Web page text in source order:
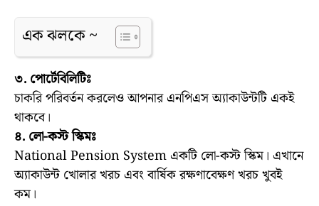
এক ঝলকে ~
৩. পোর্টেবিলিটিঃ
চাকরি পরিবর্তন করলেও আপনার এনপিএস অ্যাকাউন্টটি একই
থাকবে।
৪. লো-কস্ট স্কিমঃ
National Pension System একটি লো-কস্ট স্কিম। এখানে
অ্যাকাউন্ট খোলার খরচ এবং বার্ষিক রক্ষণাবেক্ষণ খরচ খুবই
কম।